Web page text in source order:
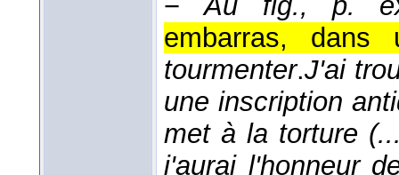
embarras, dans
tourmenter.J'ai
une inscription
met à la torture
j'aurai l'honneur